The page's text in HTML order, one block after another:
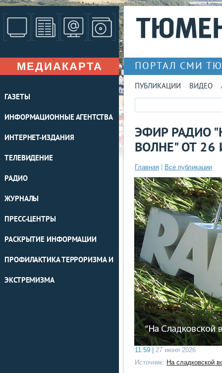
МЕДИАКАРТА
ГАЗЕТЫ
ИНФОРМАЦИОННЫЕ АГЕНТСТВА
ИНТЕРНЕТ-ИЗДАНИЯ
ТЕЛЕВИДЕНИЕ
РАДИО
ЖУРНАЛЫ
ПРЕСС-ЦЕНТРЫ
РАСКРЫТИЕ ИНФОРМАЦИИ
ПРОФИЛАКТИКА ТЕРРОРИЗМА И
ЭКСТРЕМИЗМА
ПОРТАЛ СМИ
ПУБЛИКАЦИИ ВИДЕО
ЭФИР РАДИО
ВОЛНЕ" ОТ
Главная Все публикации
11:59 |
27 июня 2026
Источник: На сладковской